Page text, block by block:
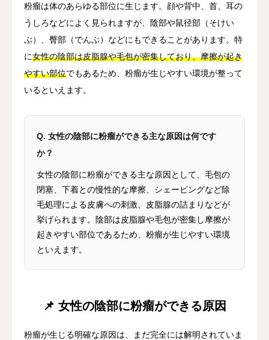
粉瘤は体のあらゆる部位に生じます。顔や背中、首、耳の
うしろなどによく見られますが、陰部や鼠径部（そけい
ぶ）、臀部（でんぶ）などにもできることがあります。特
に女性の陰部は皮脂腺や毛包が密集しており、摩擦が起き
やすい部位でもあるため、粉瘤が生じやすい環境が整って
いるといえます。
Q. 女性の陰部に粉瘤ができる主な原因は何です
か？
女性の陰部に粉瘤ができる主な原因として、毛包の
閉塞、下着との慢性的な摩擦、シェービングなど除
毛処理による皮膚への刺激、皮脂腺の詰まりなどが
挙げられます。陰部は皮脂腺や毛包が密集し摩擦が
起きやすい部位であるため、粉瘤が生じやすい環境
といえます。
📌 女性の陰部に粉瘤ができる原因
粉瘤が生じる明確な原因は、まだ完全には解明されていま